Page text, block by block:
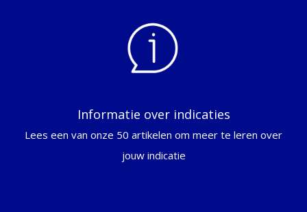
Informatie over indicaties
Lees een van onze 50 artikelen om meer te leren over
jouw indicatie